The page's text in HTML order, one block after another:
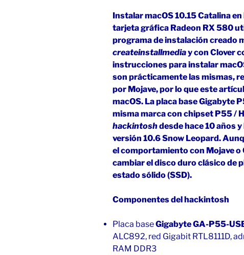
Instalar macOS 10.15 Catalina
tarjeta gráfica Radeon RX 580
programa de instalación creado
createinstallmediay con Clover
instrucciones para instalar
son prácticamente las mismas,
por Mojave, por lo que este
macOS. La placa base Gigabyte
misma marca con chipset P55 /
hackintoshdesde hace 10 años
versión 10.6 Snow Leopard.
el comportamiento con Mojave o
cambiar el disco duro clásico de
estado sólido (SSD).
Componentes del hackintosh
Placa baseGigabyte GA-P55-
ALC892, red Gigabit RTL8111D,
RAM DDR3